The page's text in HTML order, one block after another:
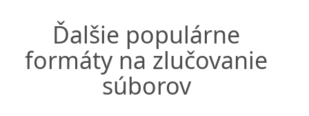
Ďalšie populárne
formáty na zlučovanie
súborov